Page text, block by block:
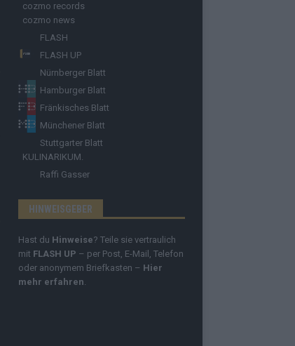
cozmo records
cozmo news
FLASH
FLASH UP
Nürnberger Blatt
Hamburger Blatt
Fränkisches Blatt
Münchener Blatt
Stuttgarter Blatt
KULINARIKUM.
Raffi Gasser
HINWEISGEBER
Hast du Hinweise? Teile sie vertraulich
mit FLASH UP – per Post, E-Mail, Telefon
oder anonymem Briefkasten – Hier
mehr erfahren.